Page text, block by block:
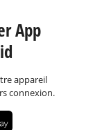
App
appareil
connexion.